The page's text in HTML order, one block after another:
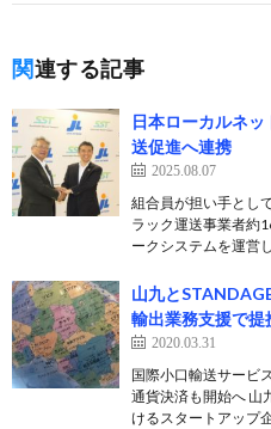
関連する記事
日本ローカルネ
送促進へ連携
2025.08.07
組合員が担い手とし
ラック運送事業者約
ークシステムを運営
山九と
輸出業務支援で提
2020.03.31
国際小口輸送サービ
通貨決済も開始へ 山
けるスタートアップ